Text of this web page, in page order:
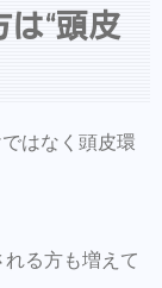
“頭皮
はなく頭皮環
る方も増えて